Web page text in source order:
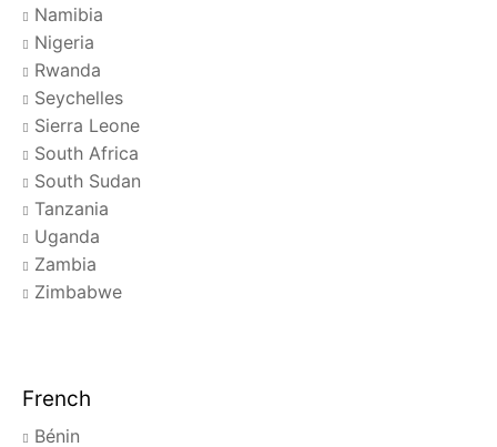
Namibia
Nigeria
Rwanda
Seychelles
Sierra Leone
South Africa
South Sudan
Tanzania
Uganda
Zambia
Zimbabwe
French
Bénin